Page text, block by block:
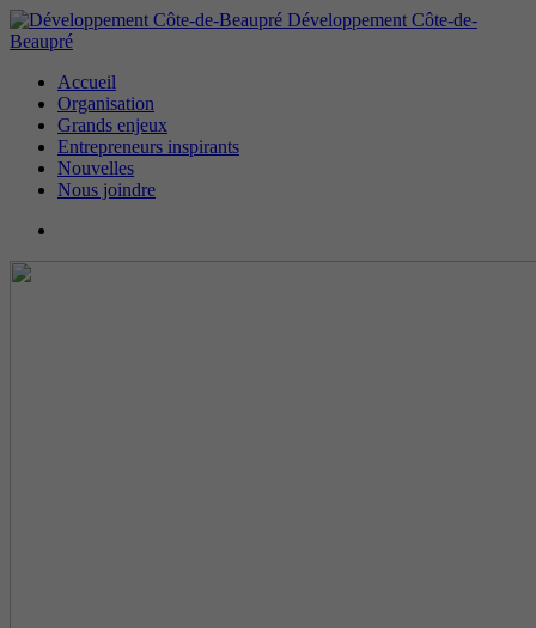
Développement Côte-de-
Beaupré
Accueil
Organisation
Grands enjeux
Entrepreneurs inspirants
Nouvelles
Nous joindre